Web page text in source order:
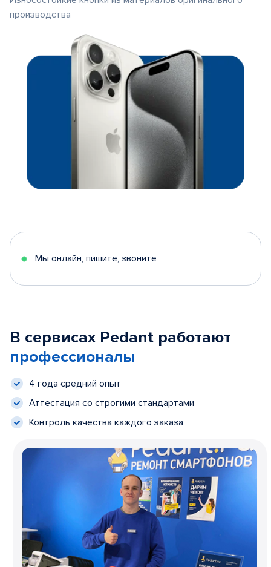
производства
Мы онлайн, пишите, звоните
В сервисах Pedant работают
профессионалы
4 года средний опыт
Аттестация со строгими стандартами
Контроль качества каждого заказа